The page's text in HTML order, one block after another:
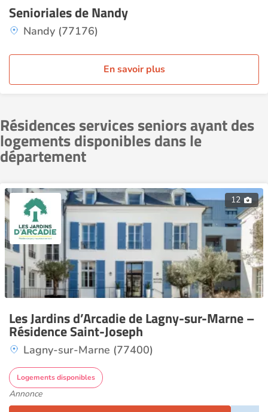
Senioriales de Nandy
Nandy (77176)
En savoir plus
Résidences services seniors ayant des
logements disponibles dans le
département
12
Les Jardins d’Arcadie de Lagny-sur-Marne –
Résidence Saint-Joseph
Lagny-sur-Marne (77400)
Logements disponibles
Annonce